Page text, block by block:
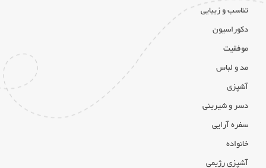
تناسب و زیبایی
دکوراسیون
موفقیت
مد و لباس
آشپزی
دسر و شیرینی
سفره آرایی
خانواده
آشپزی رژیمی